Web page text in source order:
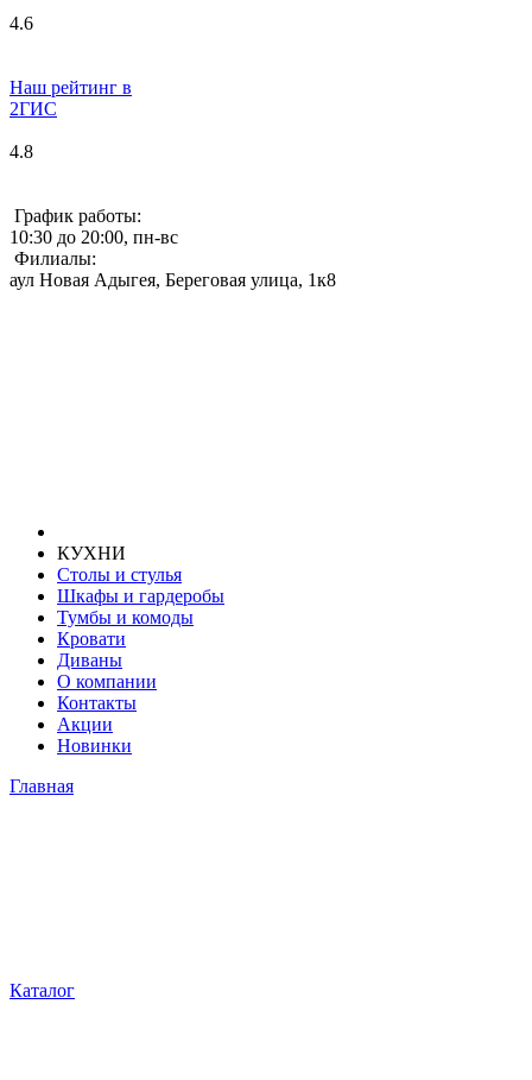
4.6
Наш рейтинг в
2ГИС
4.8
График работы:
10:30 до 20:00, пн-вс
Филиалы:
аул Новая Адыгея, Береговая улица, 1к8
КУХНИ
Столы и стулья
Шкафы и гардеробы
Тумбы и комоды
Кровати
Диваны
О компании
Контакты
Акции
Новинки
Главная
Каталог